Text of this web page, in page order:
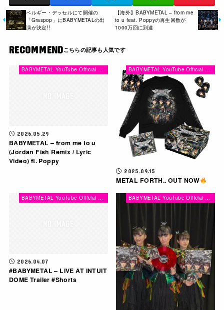
ベルギー・デッセルにて開催の
「Graspop」にBABYMETALの出
演が決定!!
【海外】BABYMETAL – from me
to u feat. Poppyの再生回数が
1000万回に到達
RECOMMEND
BABYMETAL YouTube Official Channel
2026.05.29
BABYMETAL – from me to u
(Jordan Fish Remix / Lyric
Video) ft. Poppy
BABYMETAL YouTube Official Channel
2025.09.15
METAL FORTH.. OUT NOW
2026.04.07
#BABYMETAL – LIVE AT INTUIT
DOME Trailer #Shorts